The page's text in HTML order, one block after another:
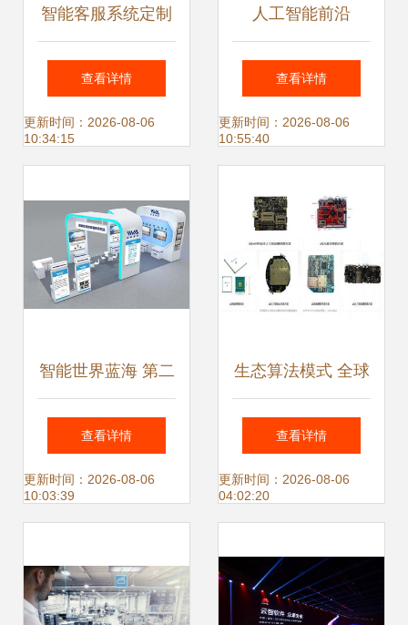
智能客服系统定制
开发 打造AI机器人
客服小程序，实现
一站式解决方案
查看详情
更新时间：2026-08-06
10:34:15
人工智能前沿
2025 年影响工程
的顶级趋势与人工
查看详情
更新时间：2026-08-06
10:55:40
智能世界蓝海 第二
届全球人工智能产
品应用博览会展望
开发
查看详情
更新时间：2026-08-06
10:03:39
生态算法模式 全球
领先人工智能应用
软件开发的核心驱
查看详情
更新时间：2026-08-06
04:02:20